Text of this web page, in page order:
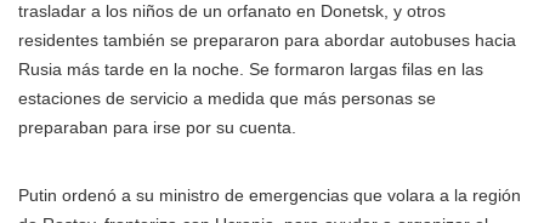
trasladar a los niños de un orfanato en Donetsk, y otros
residentes también se prepararon para abordar autobuses hacia
Rusia más tarde en la noche. Se formaron largas filas en las
estaciones de servicio a medida que más personas se
preparaban para irse por su cuenta.
Putin ordenó a su ministro de emergencias que volara a la región